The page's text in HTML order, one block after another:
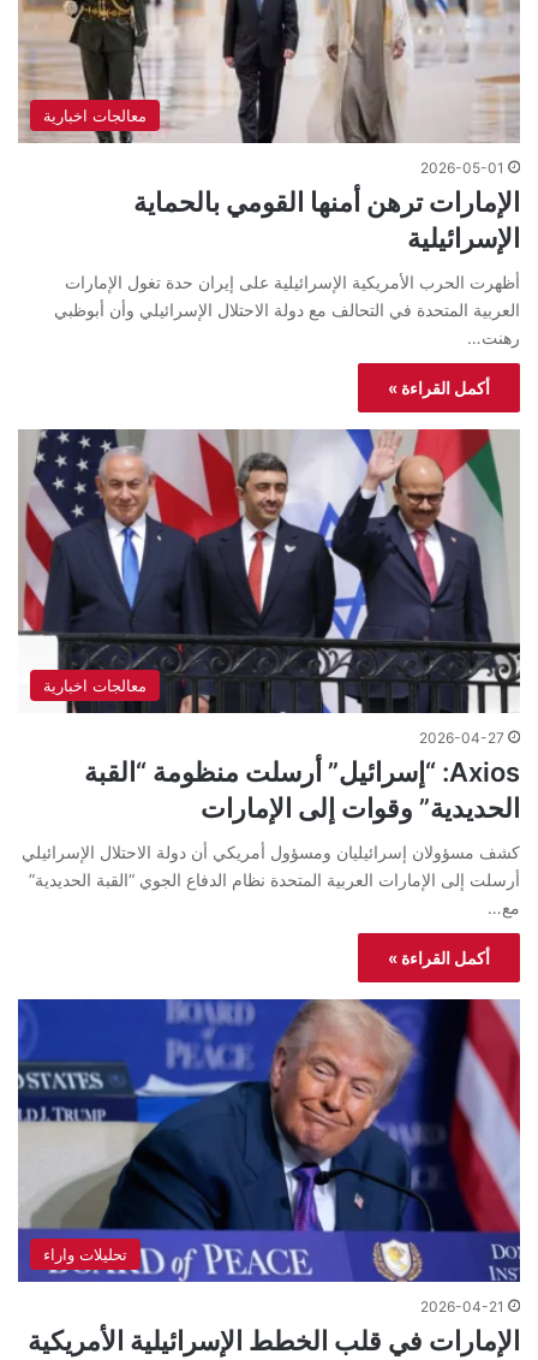
معالجات اخبارية
2026-05-01
الإمارات ترهن أمنها القومي بالحماية
الإسرائيلية
أظهرت الحرب الأمريكية الإسرائيلية على إيران حدة تغول الإمارات
العربية المتحدة في التحالف مع دولة الاحتلال الإسرائيلي وأن أبوظبي
رهنت…
أكمل القراءة »
معالجات اخبارية
2026-04-27
Axios: “إسرائيل” أرسلت منظومة “القبة
الحديدية” وقوات إلى الإمارات
كشف مسؤولان إسرائيليان ومسؤول أمريكي أن دولة الاحتلال الإسرائيلي
أرسلت إلى الإمارات العربية المتحدة نظام الدفاع الجوي “القبة الحديدية”
مع…
أكمل القراءة »
تحليلات واراء
2026-04-21
الإمارات في قلب الخطط الإسرائيلية الأمريكية